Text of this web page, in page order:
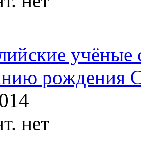
учёные
рождения
нет